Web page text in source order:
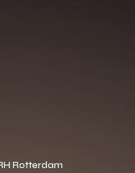
Rotterdam